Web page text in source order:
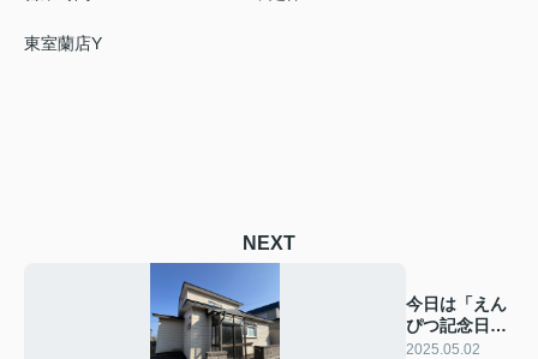
東室蘭店Y
NEXT
今日は「えん
ぴつ記念日」
✐
2025.05.02